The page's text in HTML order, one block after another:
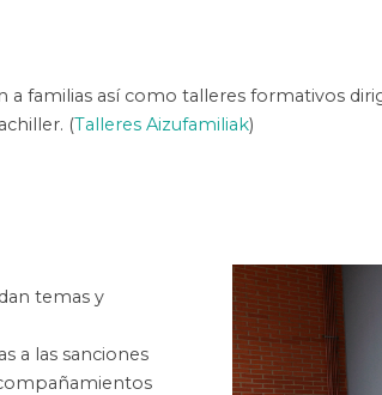
familias así como talleres formativos
(Talleres Aizufamiliak)
temas y
a las sanciones